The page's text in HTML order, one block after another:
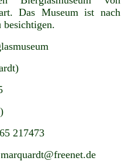
Das Museum ist nach
besichtigen.
217473